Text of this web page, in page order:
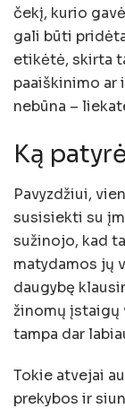
čekį, kurio
gali būti
etikėtė, skirta
paaiškinimo ar
nebūna –
Ką
Pavyzdžiui,
susisiekti su
sužinojo, kad
matydamos jų
daugybę
žinomų įstaigų
tampa dar
Tokie atvejai
prekybos ir